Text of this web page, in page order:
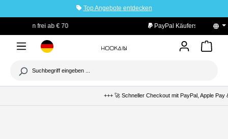
Top Angebote entdecken
PayPal Käuferschutz
+++ 🚀 Schneller Checkout mit PayPal, Apple Pay